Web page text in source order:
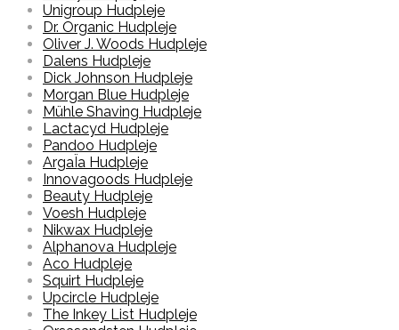
Unigroup Hudpleje
Dr. Organic Hudpleje
Oliver J. Woods Hudpleje
Dalens Hudpleje
Dick Johnson Hudpleje
Morgan Blue Hudpleje
Mühle Shaving Hudpleje
Lactacyd Hudpleje
Pandoo Hudpleje
ArgaÏa Hudpleje
Innovagoods Hudpleje
Beauty Hudpleje
Voesh Hudpleje
Nikwax Hudpleje
Alphanova Hudpleje
Aco Hudpleje
Squirt Hudpleje
Upcircle Hudpleje
The Inkey List Hudpleje